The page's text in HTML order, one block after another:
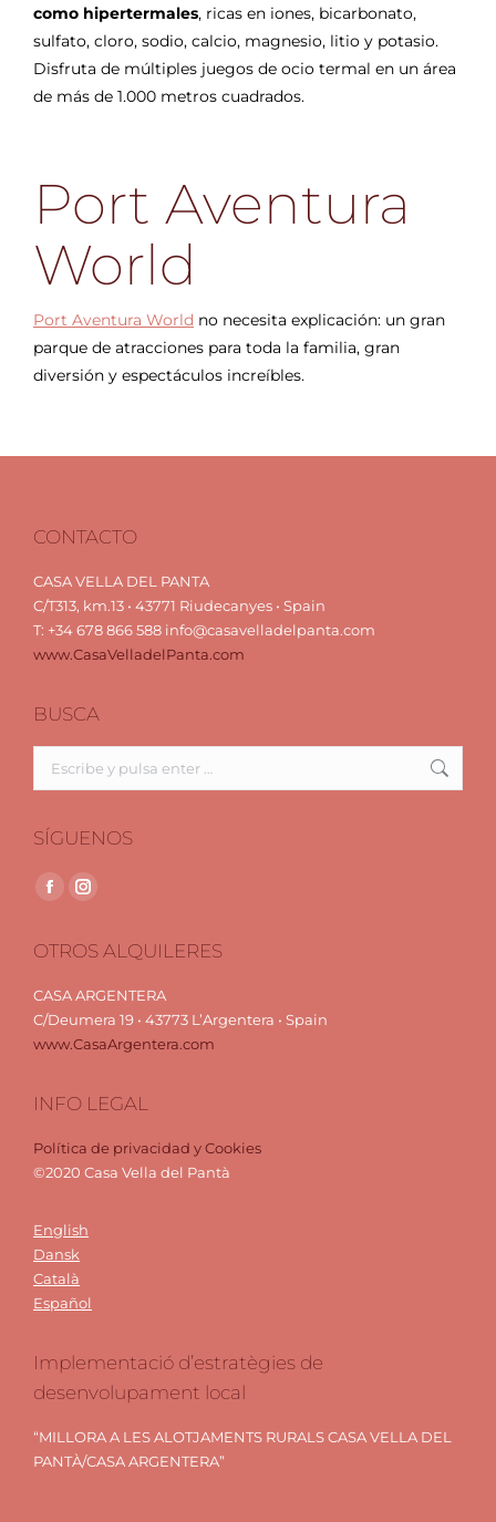
como hipertermales, ricas en iones, bicarbonato,
sulfato, cloro, sodio, calcio, magnesio, litio y potasio.
Disfruta de múltiples juegos de ocio termal en un área
de más de 1.000 metros cuadrados.
Port Aventura
World
Port Aventura World no necesita explicación: un gran
parque de atracciones para toda la familia, gran
diversión y espectáculos increíbles.
CONTACTO
CASA VELLA DEL PANTA
C/T313, km.13 • 43771 Riudecanyes • Spain
T: +34 678 866 588 info@casavelladelpanta.com
www.CasaVelladelPanta.com
BUSCA
SÍGUENOS
Encuéntranos en:
Facebook
opens
new
window
Instagram
opens
new
window
OTROS ALQUILERES
CASA ARGENTERA
C/Deumera 19 • 43773 L’Argentera • Spain
www.CasaArgentera.com
INFO LEGAL
Política de privacidad y Cookies
©2020 Casa Vella del Pantà
English
Dansk
Català
Español
Implementació d’estratègies de
desenvolupament local
“MILLORA A LES ALOTJAMENTS RURALS CASA VELLA DEL
PANTÀ/CASA ARGENTERA”